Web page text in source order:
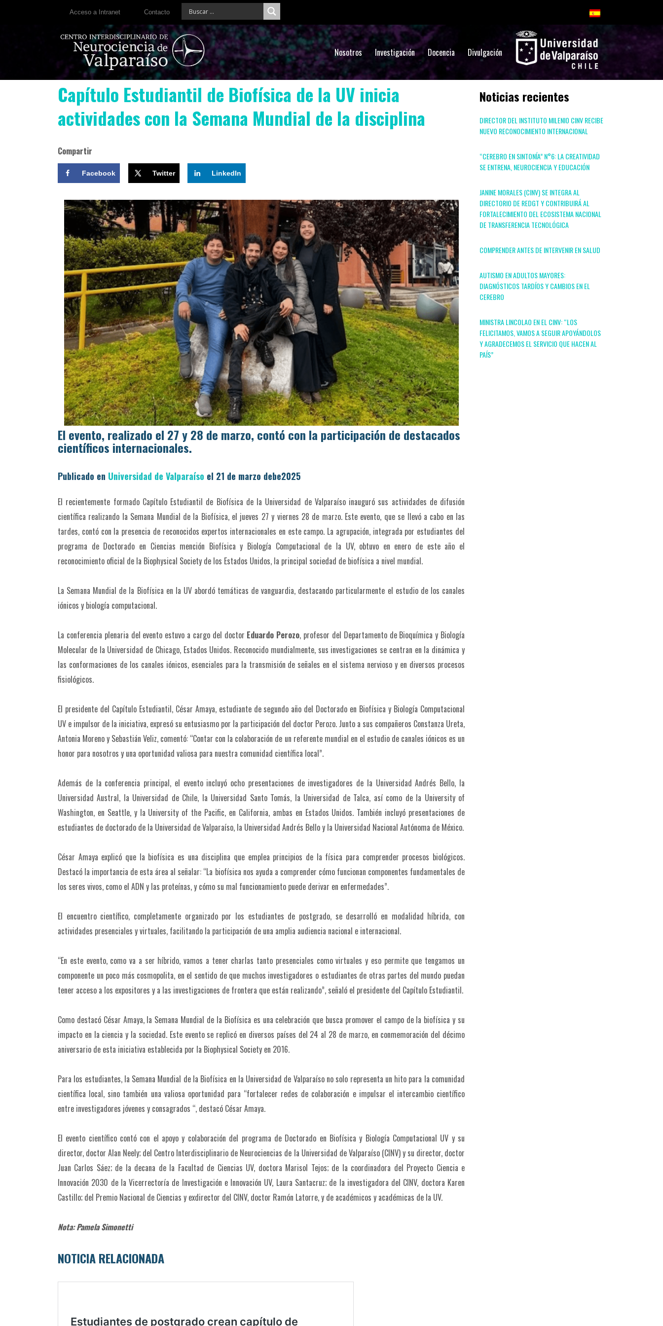
Acceso a Intranet Contacto
Nosotros Investigación Docencia Divulgación
Capítulo Estudiantil de Biofísica de la UV inicia
actividades con la Semana Mundial de la disciplina
Compartir
Facebook Twitter LinkedIn
El evento, realizado el 27 y 28 de marzo, contó con la participación de destacados
científicos internacionales.
Publicado en Universidad de Valparaíso el 21 de marzo debe2025
El recientemente formado Capítulo Estudiantil de Biofísica de la Universidad de Valparaíso inauguró sus actividades de difusión
científica realizando la Semana Mundial de la Biofísica, el jueves 27 y viernes 28 de marzo. Este evento, que se llevó a cabo en las
tardes, contó con la presencia de reconocidos expertos internacionales en este campo. La agrupación, integrada por estudiantes del
programa de Doctorado en Ciencias mención Biofísica y Biología Computacional de la UV, obtuvo en enero de este año el
reconocimiento oficial de la Biophysical Society de los Estados Unidos, la principal sociedad de biofísica a nivel mundial.
La Semana Mundial de la Biofísica en la UV abordó temáticas de vanguardia, destacando particularmente el estudio de los canales
iónicos y biología computacional.
La conferencia plenaria del evento estuvo a cargo del doctor Eduardo Perozo, profesor del Departamento de Bioquímica y Biología
Molecular de la Universidad de Chicago, Estados Unidos. Reconocido mundialmente, sus investigaciones se centran en la dinámica y
las conformaciones de los canales iónicos, esenciales para la transmisión de señales en el sistema nervioso y en diversos procesos
fisiológicos.
El presidente del Capítulo Estudiantil, César Amaya, estudiante de segundo año del Doctorado en Biofísica y Biología Computacional
UV e impulsor de la iniciativa, expresó su entusiasmo por la participación del doctor Perozo. Junto a sus compañeros Constanza Ureta,
Antonia Moreno y Sebastián Veliz, comentó: “Contar con la colaboración de un referente mundial en el estudio de canales iónicos es un
honor para nosotros y una oportunidad valiosa para nuestra comunidad científica local”.
Además de la conferencia principal, el evento incluyó ocho presentaciones de investigadores de la Universidad Andrés Bello, la
Universidad Austral, la Universidad de Chile, la Universidad Santo Tomás, la Universidad de Talca, así como de la University of
Washington, en Seattle, y la University of the Pacific, en California, ambas en Estados Unidos. También incluyó presentaciones de
estudiantes de doctorado de la Universidad de Valparaíso, la Universidad Andrés Bello y la Universidad Nacional Autónoma de México.
César Amaya explicó que la biofísica es una disciplina que emplea principios de la física para comprender procesos biológicos.
Destacó la importancia de esta área al señalar: “La biofísica nos ayuda a comprender cómo funcionan componentes fundamentales de
los seres vivos, como el ADN y las proteínas, y cómo su mal funcionamiento puede derivar en enfermedades”.
El encuentro científico, completamente organizado por los estudiantes de postgrado, se desarrolló en modalidad híbrida, con
actividades presenciales y virtuales, facilitando la participación de una amplia audiencia nacional e internacional.
“En este evento, como va a ser híbrido, vamos a tener charlas tanto presenciales como virtuales y eso permite que tengamos un
componente un poco más cosmopolita, en el sentido de que muchos investigadores o estudiantes de otras partes del mundo puedan
tener acceso a los expositores y a las investigaciones de frontera que están realizando”, señaló el presidente del Capítulo Estudiantil.
Como destacó César Amaya, la Semana Mundial de la Biofísica es una celebración que busca promover el campo de la biofísica y su
impacto en la ciencia y la sociedad. Este evento se replicó en diversos países del 24 al 28 de marzo, en conmemoración del décimo
aniversario de esta iniciativa establecida por la Biophysical Society en 2016.
Para los estudiantes, la Semana Mundial de la Biofísica en la Universidad de Valparaíso no solo representa un hito para la comunidad
científica local, sino también una valiosa oportunidad para “fortalecer redes de colaboración e impulsar el intercambio científico
entre investigadores jóvenes y consagrados “, destacó César Amaya.
El evento científico contó con el apoyo y colaboración del programa de Doctorado en Biofísica y Biología Computacional UV y su
director, doctor Alan Neely; del Centro Interdisciplinario de Neurociencias de la Universidad de Valparaíso (CINV) y su director, doctor
Juan Carlos Sáez; de la decana de la Facultad de Ciencias UV, doctora Marisol Tejos; de la coordinadora del Proyecto Ciencia e
Innovación 2030 de la Vicerrectoría de Investigación e Innovación UV, Laura Santacruz; de la investigadora del CINV, doctora Karen
Castillo; del Premio Nacional de Ciencias y exdirector del CINV, doctor Ramón Latorre, y de académicos y académicas de la UV.
Nota: Pamela Simonetti
NOTICIA RELACIONADA
Noticias recientes
DIRECTOR DEL INSTITUTO MILENIO CINV RECIBE
NUEVO RECONOCIMIENTO INTERNACIONAL
“CEREBRO EN SINTONÍA” N°6: LA CREATIVIDAD
SE ENTRENA, NEUROCIENCIA Y EDUCACIÓN
JANINE MORALES (CINV) SE INTEGRA AL
DIRECTORIO DE REDGT Y CONTRIBUIRÁ AL
FORTALECIMIENTO DEL ECOSISTEMA NACIONAL
DE TRANSFERENCIA TECNOLÓGICA
COMPRENDER ANTES DE INTERVENIR EN SALUD
AUTISMO EN ADULTOS MAYORES:
DIAGNÓSTICOS TARDÍOS Y CAMBIOS EN EL
CEREBRO
MINISTRA LINCOLAO EN EL CINV: “LOS
FELICITAMOS, VAMOS A SEGUIR APOYÁNDOLOS
Y AGRADECEMOS EL SERVICIO QUE HACEN AL
PAÍS”